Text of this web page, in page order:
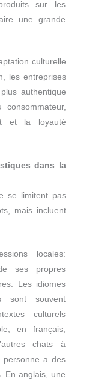
sur les
une grande
culturelle
les entreprises
authentique
et la loyauté
dans la
se limitent pas
mais incluent
locales:
ses propres
Les idiomes
sont souvent
culturels
en français,
chats à
personne a des
En anglais, une